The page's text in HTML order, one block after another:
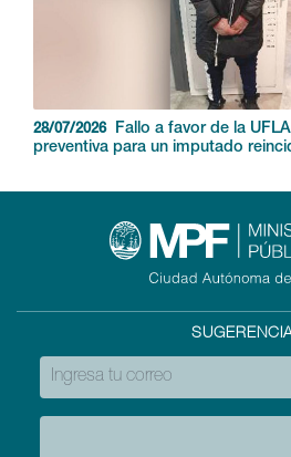
28/07/2026
Fallo a favor de la
preventiva para un imputado